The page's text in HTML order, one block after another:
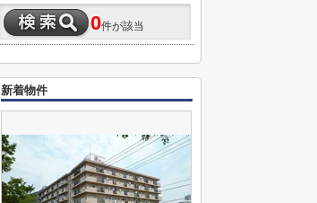
0件が該当
新着物件